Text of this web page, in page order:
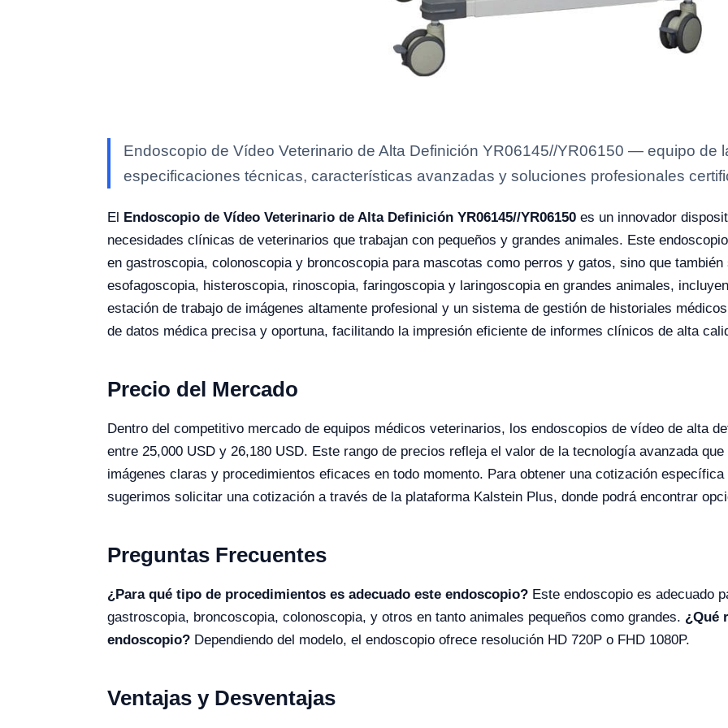
Endoscopio de Vídeo Veterinario de Alta Definición YR06145//YR06150 — equipo de
especificaciones técnicas, características avanzadas y soluciones profesionales
El Endoscopio de Vídeo Veterinario de Alta Definición YR06145//YR06150 es un innovador
necesidades clínicas de veterinarios que trabajan con pequeños y grandes animales. Este
en gastroscopia, colonoscopia y broncoscopia para mascotas como perros y gatos, sino que
esofagoscopia, histeroscopia, rinoscopia, faringoscopia y laringoscopia en grandes animales,
estación de trabajo de imágenes altamente profesional y un sistema de gestión de historiales
de datos médica precisa y oportuna, facilitando la impresión eficiente de informes clínicos de alta
Precio del Mercado
Dentro del competitivo mercado de equipos médicos veterinarios, los endoscopios de vídeo de alta
entre 25,000 USD y 26,180 USD. Este rango de precios refleja el valor de la tecnología avanzada
imágenes claras y procedimientos eficaces en todo momento. Para obtener una cotización
sugerimos solicitar una cotización a través de la plataforma Kalstein Plus, donde podrá encontrar
Preguntas Frecuentes
¿Para qué tipo de procedimientos es adecuado este endoscopio? Este endoscopio es adecuado
gastroscopia, broncoscopia, colonoscopia, y otros en tanto animales pequeños como grandes. ¿Qué
endoscopio? Dependiendo del modelo, el endoscopio ofrece resolución HD 720P o FHD 1080P.
Ventajas y Desventajas